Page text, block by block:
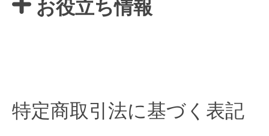
お役立ち情報
特定商取引法に基づく表記